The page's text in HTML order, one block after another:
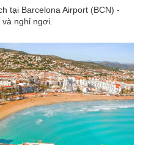
tại Barcelona Airport (BCN) -
nghỉ ngơi.